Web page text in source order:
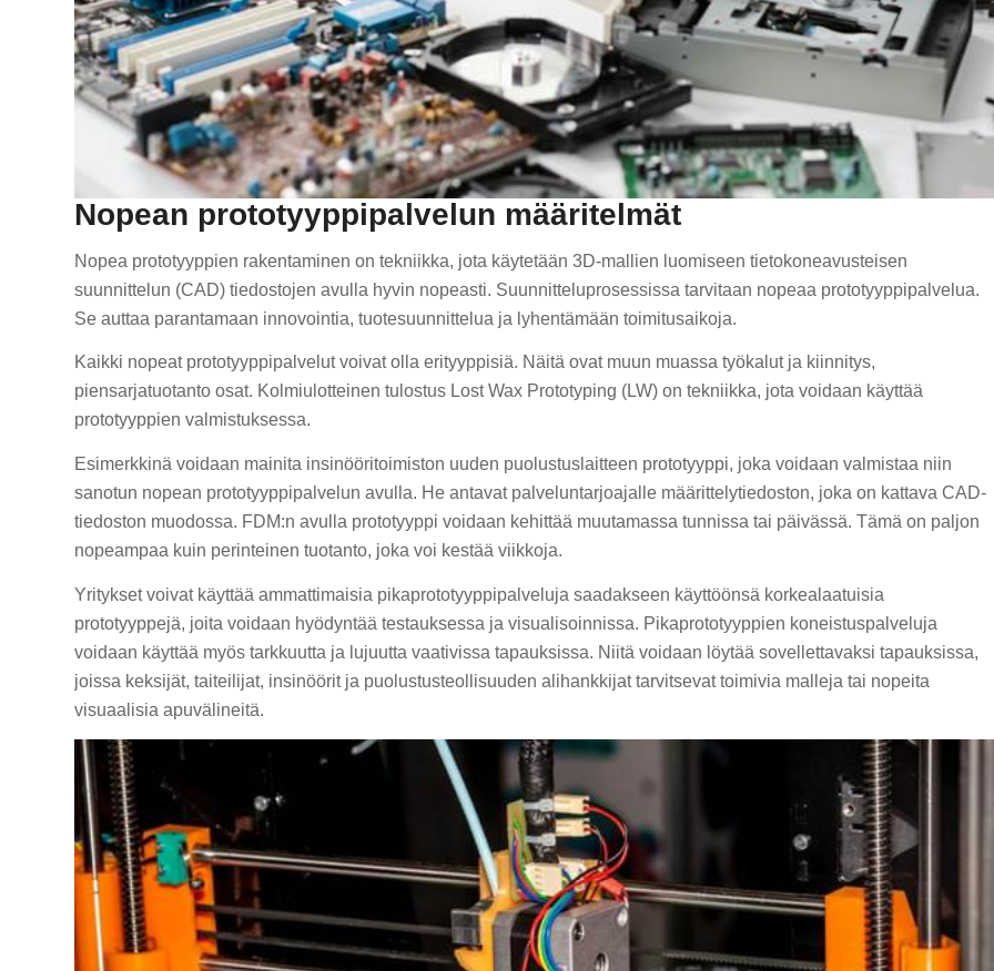
Nopean prototyyppipalvelun määritelmät
Nopea prototyyppien rakentaminen on tekniikka, jota käytetään 3D-mallien luomiseen tietokoneavusteisen
suunnittelun (CAD) tiedostojen avulla hyvin nopeasti. Suunnitteluprosessissa tarvitaan nopeaa prototyyppipalvelua.
Se auttaa parantamaan innovointia, tuotesuunnittelua ja lyhentämään toimitusaikoja.
Kaikki nopeat prototyyppipalvelut voivat olla erityyppisiä. Näitä ovat muun muassa työkalut ja kiinnitys,
piensarjatuotanto osat. Kolmiulotteinen tulostus Lost Wax Prototyping (LW) on tekniikka, jota voidaan käyttää
prototyyppien valmistuksessa.
Esimerkkinä voidaan mainita insinööritoimiston uuden puolustuslaitteen prototyyppi, joka voidaan valmistaa niin
sanotun nopean prototyyppipalvelun avulla. He antavat palveluntarjoajalle määrittelytiedoston, joka on kattava CAD-
tiedoston muodossa. FDM:n avulla prototyyppi voidaan kehittää muutamassa tunnissa tai päivässä. Tämä on paljon
nopeampaa kuin perinteinen tuotanto, joka voi kestää viikkoja.
Yritykset voivat käyttää ammattimaisia pikaprototyyppipalveluja saadakseen käyttöönsä korkealaatuisia
prototyyppejä, joita voidaan hyödyntää testauksessa ja visualisoinnissa. Pikaprototyyppien koneistuspalveluja
voidaan käyttää myös tarkkuutta ja lujuutta vaativissa tapauksissa. Niitä voidaan löytää sovellettavaksi tapauksissa,
joissa keksijät, taiteilijat, insinöörit ja puolustusteollisuuden alihankkijat tarvitsevat toimivia malleja tai nopeita
visuaalisia apuvälineitä.